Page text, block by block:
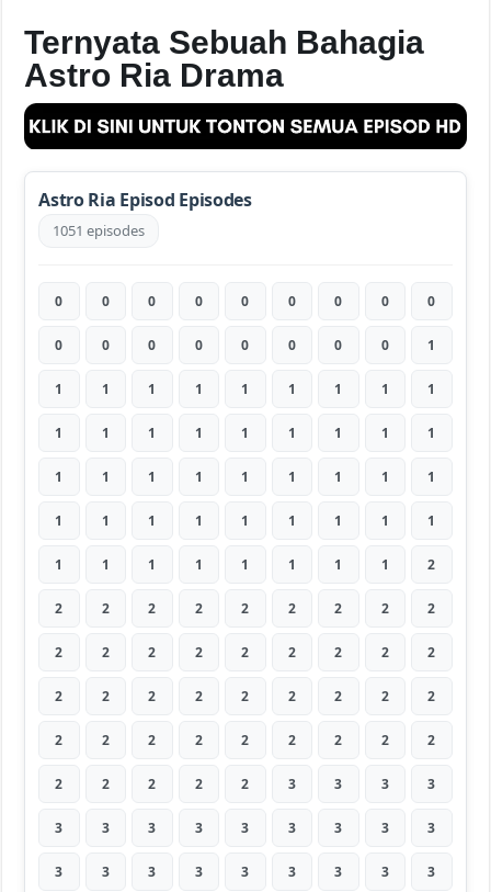
Ternyata Sebuah Bahagia
Astro Ria Drama
Astro Ria Episod Episodes
1051 episodes
0 0 0 0 0 0 0 0 0
0 0 0 0 0 0 0 0 1
1 1 1 1 1 1 1 1 1
1 1 1 1 1 1 1 1 1
1 1 1 1 1 1 1 1 1
1 1 1 1 1 1 1 1 1
1 1 1 1 1 1 1 1 2
2 2 2 2 2 2 2 2 2
2 2 2 2 2 2 2 2 2
2 2 2 2 2 2 2 2 2
2 2 2 2 2 2 2 2 2
2 2 2 2 2 3 3 3 3
3 3 3 3 3 3 3 3 3
3 3 3 3 3 3 3 3 3